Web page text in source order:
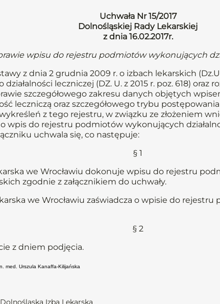
Uchwała Nr 15/2017
Dolnośląskiej Rady Lekarskiej
z dnia 16.02.2017r.
wpisu do rejestru podmiotów wykonujących
z dnia 2 grudnia 2009 r. o izbach lekarskich
działalności leczniczej (DZ. U. z 2015 r. poz. 618)
szczegółowego zakresu danych objętych
leczniczą oraz szczegółowego trybu
z tego rejestru, w związku ze złożeniem
o wpis do rejestru podmiotów wykonujących
uchwala się, co następuje:
§ 1
we Wrocławiu dokonuje wpisu do rejestru
zgodnie z załącznikiem do uchwały.
we Wrocławiu zaświadcza o wpisie do
§ 2
z dniem podjęcia.
med. Urszula Kanaffa-Kilijańska
Dolnośląska Izba Lekarska